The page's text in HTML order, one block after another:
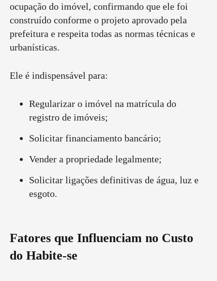
ocupação do imóvel, confirmando que ele foi
construído conforme o projeto aprovado pela
prefeitura e respeita todas as normas técnicas e
urbanísticas.
Ele é indispensável para:
Regularizar o imóvel na matrícula do
registro de imóveis;
Solicitar financiamento bancário;
Vender a propriedade legalmente;
Solicitar ligações definitivas de água, luz e
esgoto.
Fatores que Influenciam no Custo
do Habite-se